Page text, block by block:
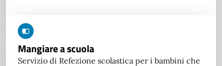
Mangiare a scuola
Servizio di Refezione scolastica per i bambini che